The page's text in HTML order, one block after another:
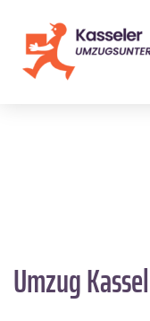
Umzug Kassel